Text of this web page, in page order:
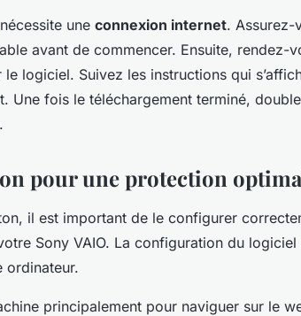
une connexion internet. Assurez-
avant de commencer. Ensuite, rendez-
logiciel. Suivez les instructions qui
Une fois le téléchargement terminé,
pour une protection
il est important de le configurer
Sony VAIO. La configuration du logiciel
ordinateur.
principalement pour naviguer sur le